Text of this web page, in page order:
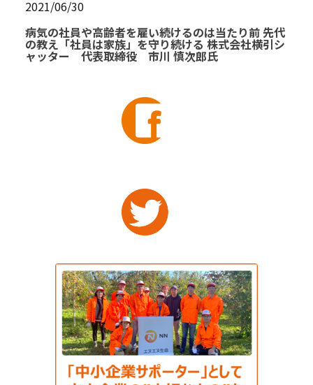
2021/06/30
病気の社員や高齢者を雇い続けるのは当たり前 先代
の教え「社員は家族」を守り続ける 株式会社横引シ
ャッター 代表取締役 市川 慎次郎氏